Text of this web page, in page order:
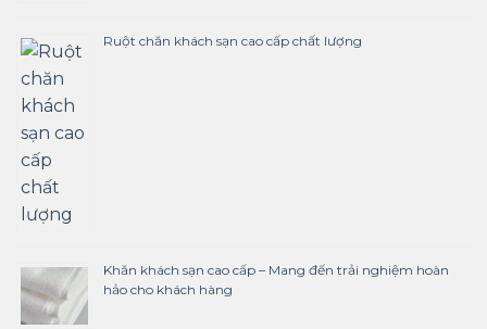
Ruột chăn khách sạn cao cấp chất lượng
Khăn khách sạn cao cấp – Mang đến trải nghiệm hoàn
hảo cho khách hàng